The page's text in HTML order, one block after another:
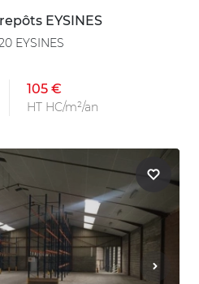
EYSINES
EYSINES
105 €
HT HC/m²/an